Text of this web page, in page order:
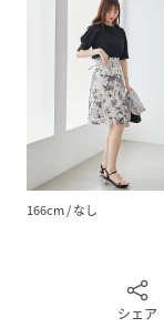
166cm / なし
シェア